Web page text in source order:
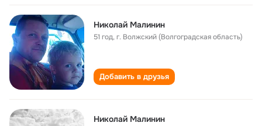
Николай Малинин
51 год,г. Волжский (Волгоградская область)
Добавить в друзья
Николай Малинин